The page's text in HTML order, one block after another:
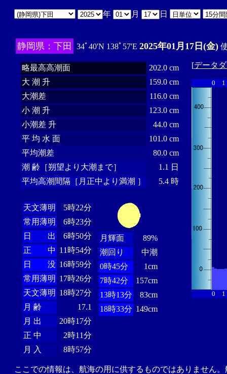
年 月 日
静岡県：下田 34ﾟ40'N 138ﾟ57'E 2025年01月17日(金)
略最高高潮面
202.0 cm
大 潮 升
159.0 cm
大潮差
116.0 cm
小 潮 升
123.0 cm
小潮差 升
44.0 cm
平 均 水 面
101.0 cm
平均潮差
80.0 cm
潮 齢［朔望より大潮まで］
1.1 日
平均高潮間隔［月正中より満潮 ］
5.4 時
天文薄明
5時22分
常用薄明
6時23分
日 出
6時50分
正 中 11時54分
日 没 16時59分
常用薄明 17時26分
天文薄明 18時27分
月 齢
17.1
月 出
20時17分
正 中
2時11分
月 入
8時57分
月輝面
89%
潮回り
中潮
0時45分
1cm
7時42分
157cm
13時13分
83cm
18時33分 149cm
[データ
0 1
0 1
ここでの情報は、航海の用に供するものではありません